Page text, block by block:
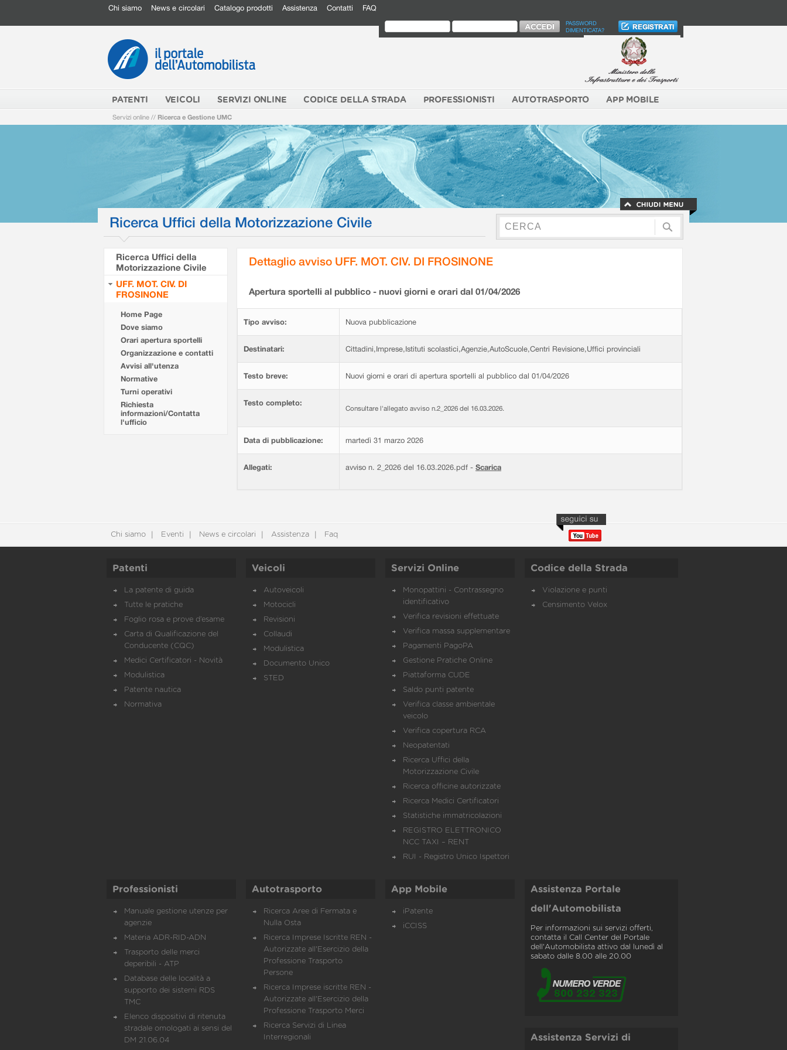
Chi siamo News e circolari Catalogo prodotti Assistenza Contatti FAQ
PASSWORD
DIMENTICATA?
PATENTI VEICOLI SERVIZI ONLINE CODICE DELLA STRADA PROFESSIONISTI AUTOTRASPORTO APP MOBILE
Servizi online // Ricerca e Gestione UMC
Ricerca Uffici della Motorizzazione Civile
Ricerca Uffici della
Motorizzazione Civile
UFF. MOT. CIV. DI
FROSINONE
Home Page
Dove siamo
Orari apertura sportelli
Organizzazione e contatti
Avvisi all'utenza
Normative
Turni operativi
Richiesta
informazioni/Contatta
l'ufficio
Dettaglio avviso UFF. MOT. CIV. DI FROSINONE
Apertura sportelli al pubblico - nuovi giorni e orari dal 01/04/2026
Tipo avviso: Nuova pubblicazione
Destinatari: Cittadini,Imprese,Istituti scolastici,Agenzie,AutoScuole,Centri Revisione,Uffici provinciali
Testo breve: Nuovi giorni e orari di apertura sportelli al pubblico dal 01/04/2026
Testo completo:
Consultare l'allegato avviso n.2_2026 del 16.03.2026.
Data di pubblicazione: martedì 31 marzo 2026
Allegati: avviso n. 2_2026 del 16.03.2026.pdf - Scarica
Chi siamo Eventi News e circolari Assistenza Faq
Patenti
La patente di guida
Tutte le pratiche
Foglio rosa e prove d’esame
Carta di Qualificazione del
Conducente (CQC)
Medici Certificatori - Novità
Modulistica
Patente nautica
Normativa
Veicoli
Autoveicoli
Motocicli
Revisioni
Collaudi
Modulistica
Documento Unico
STED
Servizi Online
Monopattini - Contrassegno
identificativo
Verifica revisioni effettuate
Verifica massa supplementare
Pagamenti PagoPA
Gestione Pratiche Online
Piattaforma CUDE
Saldo punti patente
Verifica classe ambientale
veicolo
Verifica copertura RCA
Neopatentati
Ricerca Uffici della
Motorizzazione Civile
Ricerca officine autorizzate
Ricerca Medici Certificatori
Statistiche immatricolazioni
REGISTRO ELETTRONICO
NCC TAXI – RENT
RUI - Registro Unico Ispettori
Codice della Strada
Violazione e punti
Censimento Velox
Professionisti
Manuale gestione utenze per
agenzie
Materia ADR-RID-ADN
Trasporto delle merci
deperibili - ATP
Database delle località a
supporto dei sistemi RDS
TMC
Elenco dispositivi di ritenuta
stradale omologati ai sensi del
DM 21.06.04
Autotrasporto
Ricerca Aree di Fermata e
Nulla Osta
Ricerca Imprese Iscritte REN -
Autorizzate all'Esercizio della
Professione Trasporto
Persone
Ricerca Imprese iscritte REN -
Autorizzate all'Esercizio della
Professione Trasporto Merci
Ricerca Servizi di Linea
Interregionali
App Mobile
iPatente
iCCISS
Assistenza Portale
dell'Automobilista
Per informazioni sui servizi offerti,
contatta il Call Center del Portale
dell'Automobilista attivo dal lunedì al
sabato dalle 8.00 alle 20.00
Assistenza Servizi di